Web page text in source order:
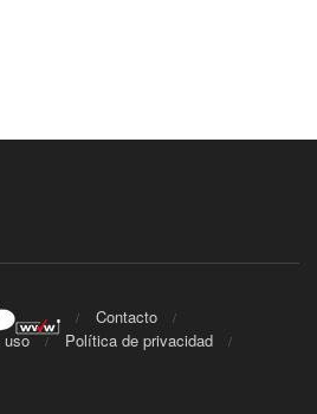
Contacto
uso
Política de privacidad